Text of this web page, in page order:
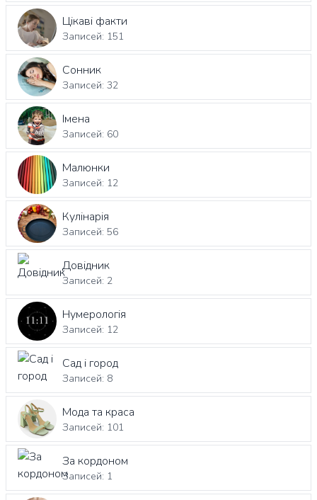
Цікаві факти
Записей: 151
Сонник
Записей: 32
Імена
Записей: 60
Малюнки
Записей: 12
Кулінарія
Записей: 56
Довідник
Записей: 2
Нумерологія
Записей: 12
Сад і город
Записей: 8
Мода та краса
Записей: 101
За кордоном
Записей: 1